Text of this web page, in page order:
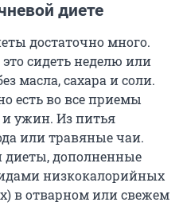
диете
достаточно много.
сидеть неделю или
масла, сахара и соли.
есть во все приемы
ужин. Из питья
или травяные чаи.
диеты, дополненные
низкокалорийных
в отварном или свежем